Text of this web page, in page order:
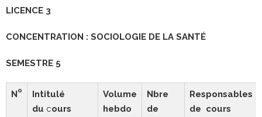
LICENCE 3
CONCENTRATION : SOCIOLOGIE DE LA SANTÉ
SEMESTRE 5
No
Intitulé
du cours
Volume
hebdo
Nbre
de
Responsables
de cours